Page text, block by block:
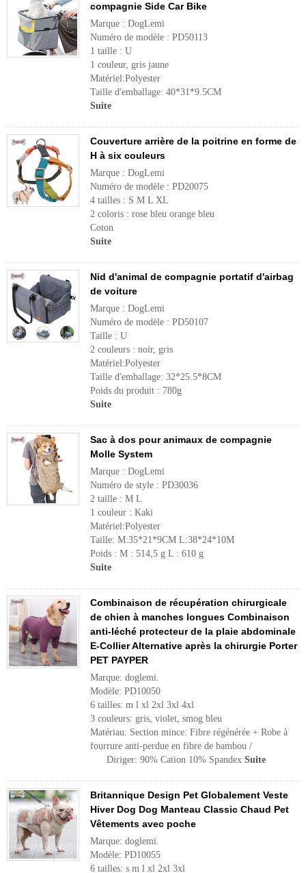
compagnie Side Car Bike
Marque : DogLemi
Numéro de modèle : PD50113
1 taille : U
1 couleur, gris jaune
Matériel:Polyester
Taille d'emballage: 40*31*9.5CM
Suite
Couverture arrière de la poitrine en forme de
H à six couleurs
Marque : DogLemi
Numéro de modèle : PD20075
4 tailles : S M L XL
2 coloris : rose bleu orange bleu
Coton
Suite
Nid d'animal de compagnie portatif d'airbag
de voiture
Marque : DogLemi
Numéro de modèle : PD50107
Taille : U
2 couleurs : noir, gris
Matériel:Polyester
Taille d'emballage: 32*25.5*8CM
Poids du produit : 780g
Suite
Sac à dos pour animaux de compagnie
Molle System
Marque : DogLemi
Numéro de style : PD30036
2 taille : M L
1 couleur : Kaki
Matériel:Polyester
Taille: M:35*21*9CM L:38*24*10M
Poids : M : 514,5 g L : 610 g
Suite
Combinaison de récupération chirurgicale
de chien à manches longues Combinaison
anti-léché protecteur de la plaie abdominale
E-Collier Alternative après la chirurgie Porter
PET PAYPER
Marque: doglemi.
Modèle: PD10050
6 tailles: m l xl 2xl 3xl 4xl
3 couleurs: gris, violet, smog bleu
Matériau: Section mince: Fibre régénérée + Robe à
fourrure anti-perdue en fibre de bambou /
Diriger: 90% Cation 10% Spandex Suite
Britannique Design Pet Globalement Veste
Hiver Dog Dog Manteau Classic Chaud Pet
Vêtements avec poche
Marque: doglemi.
Modèle: PD10055
6 tailles: s m l xl 2xl 3xl